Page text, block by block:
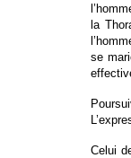
la
se
Celui